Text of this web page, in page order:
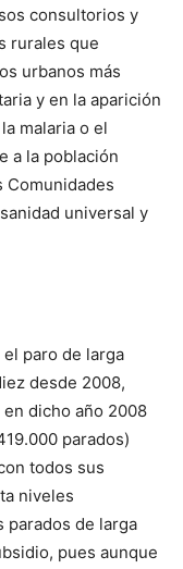
consultorios y
rurales que
urbanos más
y en la aparición
malaria o el
a la población
Comunidades
universal y
paro de larga
desde 2008,
en dicho año 2008
parados)
todos sus
niveles
parados de larga
pues aunque